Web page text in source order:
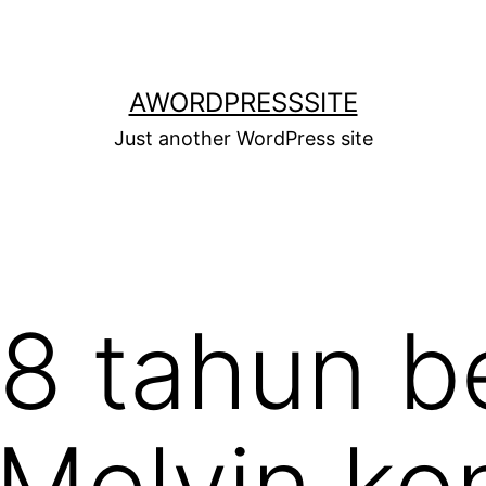
AWORDPRESSSITE
Just another WordPress site
tahun